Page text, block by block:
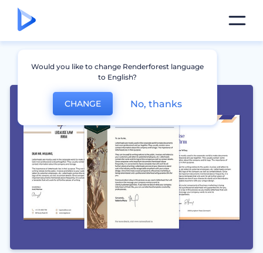
Would you like to change Renderforest language
to English?
CHANGE No, thanks